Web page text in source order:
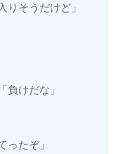
りそうだけど」
負けだな」
ったぞ」